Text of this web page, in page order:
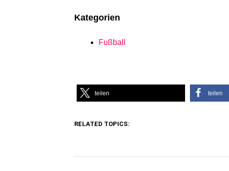
Kategorien
Fußball
teilen teilen
RELATED TOPICS: